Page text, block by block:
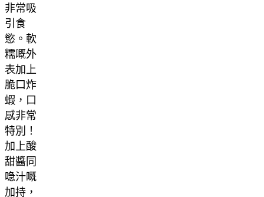
非常吸
引食
慾。軟
糯嘅外
表加上
脆口炸
蝦，口
感非常
特別！
加上酸
甜醬同
喼汁嘅
加持，